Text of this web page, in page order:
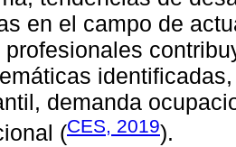
en el campo de
profesionales
demanda
(CES, 2019).